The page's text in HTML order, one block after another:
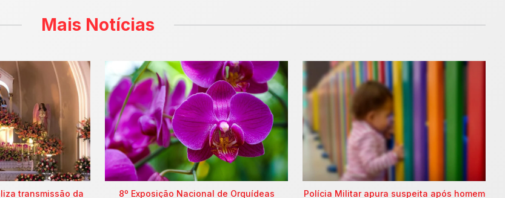
Mais Notícias
transmissão da
8º Exposição Nacional de Orquídeas
Polícia Militar apura suspeita após homem